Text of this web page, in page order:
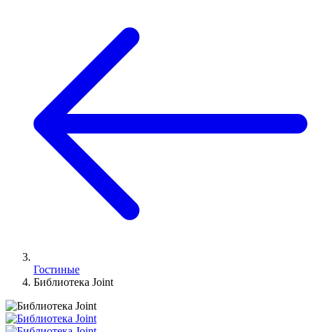
Гостиные
Библиотека Joint